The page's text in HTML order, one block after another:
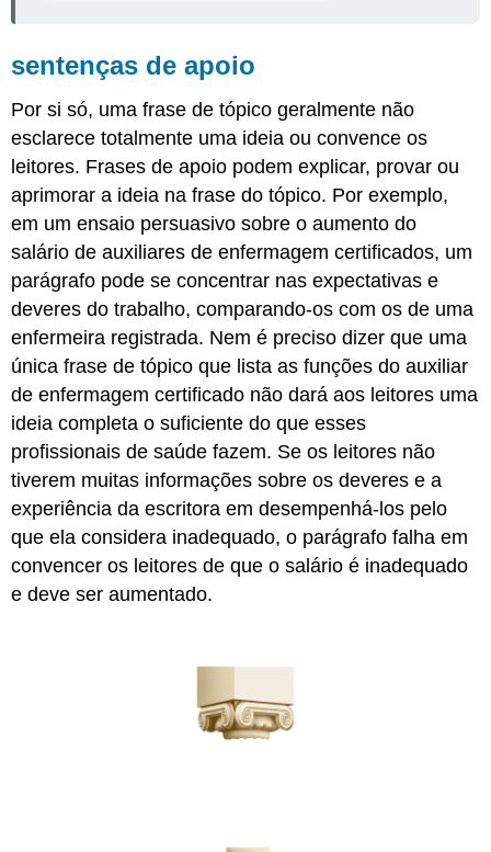
Exercício
\PageIndex1
\PageIndex1
Exercício
\PageIndex
\PageIndex
\PageIndex3
\PageIndex3
Atribuições
sentenças de apoio
Por si só, uma frase de tópico geralmente não
esclarece totalmente uma ideia ou convence os
leitores. Frases de apoio podem explicar, provar ou
aprimorar a ideia na frase do tópico. Por exemplo,
em um ensaio persuasivo sobre o aumento do
salário de auxiliares de enfermagem certificados, um
parágrafo pode se concentrar nas expectativas e
deveres do trabalho, comparando-os com os de uma
enfermeira registrada. Nem é preciso dizer que uma
única frase de tópico que lista as funções do auxiliar
de enfermagem certificado não dará aos leitores uma
ideia completa o suficiente do que esses
profissionais de saúde fazem. Se os leitores não
tiverem muitas informações sobre os deveres e a
experiência da escritora em desempenhá-los pelo
que ela considera inadequado, o parágrafo falha em
convencer os leitores de que o salário é inadequado
e deve ser aumentado.